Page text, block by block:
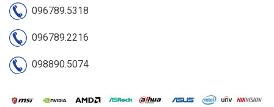
096789.5318
096789.2216
098890.5074